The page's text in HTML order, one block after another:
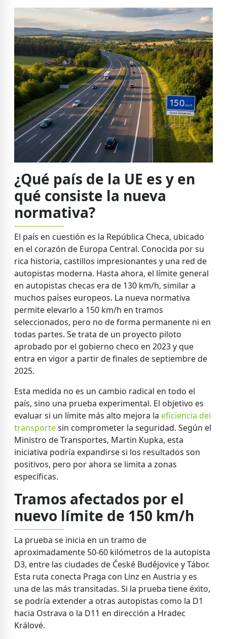
¿Qué país de la UE es y en
qué consiste la nueva
normativa?
El país en cuestión es la República Checa, ubicado
en el corazón de Europa Central. Conocida por su
rica historia, castillos impresionantes y una red de
autopistas moderna. Hasta ahora, el límite general
en autopistas checas era de 130 km/h, similar a
muchos países europeos. La nueva normativa
permite elevarlo a 150 km/h en tramos
seleccionados, pero no de forma permanente ni en
todas partes. Se trata de un proyecto piloto
aprobado por el gobierno checo en 2023 y que
entra en vigor a partir de finales de septiembre de
2025.
Esta medida no es un cambio radical en todo el
país, sino una prueba experimental. El objetivo es
evaluar si un límite más alto mejora la eficiencia del
transportesin comprometer la seguridad. Según el
Ministro de Transportes, Martin Kupka, esta
iniciativa podría expandirse si los resultados son
positivos, pero por ahora se limita a zonas
específicas.
Tramos afectados por el
nuevo límite de 150 km/h
La prueba se inicia en un tramo de
aproximadamente 50-60 kilómetros de la autopista
D3, entre las ciudades de České Budějovice y Tábor.
Esta ruta conecta Praga con Linz en Austria y es
una de las más transitadas. Si la prueba tiene éxito,
se podría extender a otras autopistas como la D1
hacia Ostrava o la D11 en dirección a Hradec
Králové.